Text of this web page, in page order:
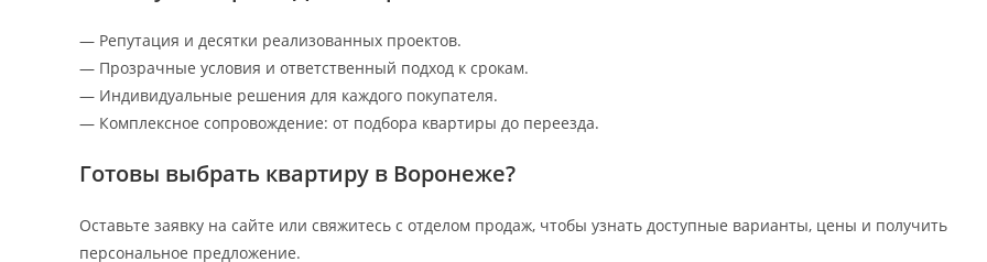
— Репутация и десятки реализованных проектов.
— Прозрачные условия и ответственный подход к срокам.
— Индивидуальные решения для каждого покупателя.
— Комплексное сопровождение: от подбора квартиры до переезда.
Готовы выбрать квартиру в Воронеже?
Оставьте заявку на сайте или свяжитесь с отделом продаж, чтобы узнать доступные варианты, цены и получить
персональное предложение.